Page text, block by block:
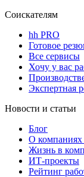
Соискателям
hh PRO
Готовое
Все сервисы
Хочу у вас
Экспертная
Новости и статьи
Блог
О компаниях
Жизнь в
ИТ-проекты
Рейтинг